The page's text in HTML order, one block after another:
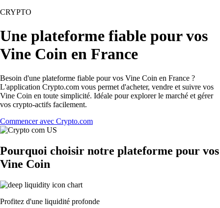
CRYPTO
Une plateforme fiable pour vos
Vine Coin en France
Besoin d'une plateforme fiable pour vos Vine Coin en France ?
L'application Crypto.com vous permet d'acheter, vendre et suivre vos
Vine Coin en toute simplicité. Idéale pour explorer le marché et gérer
vos crypto-actifs facilement.
Commencer avec Crypto.com
Pourquoi choisir notre plateforme pour vos
Vine Coin
Profitez d'une liquidité profonde